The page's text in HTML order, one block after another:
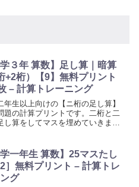
学３年 算数】足し算｜暗算
+2桁）【9】無料プリント
– 計算トレーニング
年生以上向けの【ニ桁の足し算】
題の計算プリントです。二桁と二
し算をしてマスを埋めていきまし
学一年生 算数】25マスたし
］無料プリント – 計算トレ
グ